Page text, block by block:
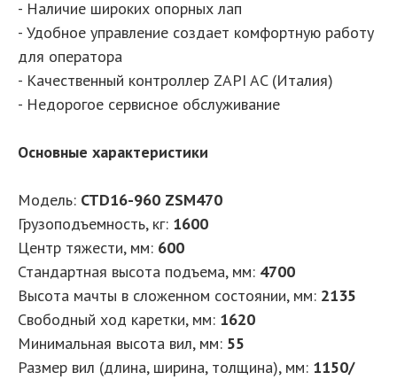
- Наличие широких опорных лап
- Удобное управление создает комфортную работу
для оператора
- Качественный контроллер ZAPI AC (Италия)
- Недорогое сервисное обслуживание
Основные характеристики
Модель: CTD16-960 ZSM470
Грузоподъемность, кг: 1600
Центр тяжести, мм: 600
Стандартная высота подъема, мм: 4700
Высота мачты в сложенном состоянии, мм: 2135
Свободный ход каретки, мм: 1620
Минимальная высота вил, мм: 55
Размер вил (длина, ширина, толщина), мм: 1150/